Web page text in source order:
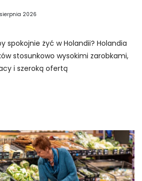
2026
spokojnie żyć w Holandii? Holandia
stosunkowo wysokimi zarobkami,
i szeroką ofertą